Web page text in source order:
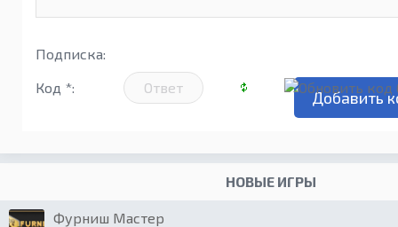
Подписка:
Код *:
НОВЫЕ ИГРЫ
Фурниш Мастер